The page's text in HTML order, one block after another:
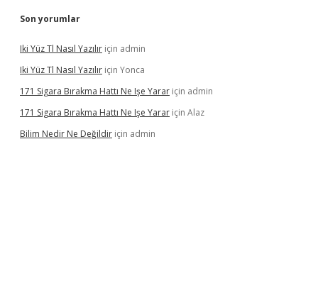
Son yorumlar
Iki Yüz Tl Nasıl Yazılır için admin
Iki Yüz Tl Nasıl Yazılır için Yonca
171 Sigara Bırakma Hattı Ne Işe Yarar için admin
171 Sigara Bırakma Hattı Ne Işe Yarar için Alaz
Bilim Nedir Ne Değildir için admin